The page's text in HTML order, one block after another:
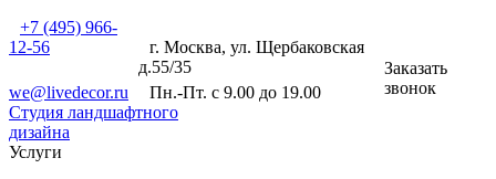
+7 (495) 966-
12-56
we@livedecor.ru
г. Москва, ул. Щербаковская
д.55/35
Пн.-Пт. с 9.00 до 19.00
Заказать
звонок
Студия ландшафтного
дизайна
Услуги